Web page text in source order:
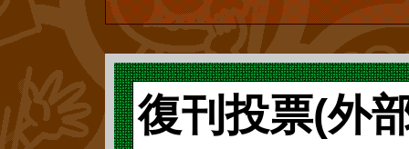
身も、小さい時
などで昔の『ゴ
リしましたが、
復刊投票(外